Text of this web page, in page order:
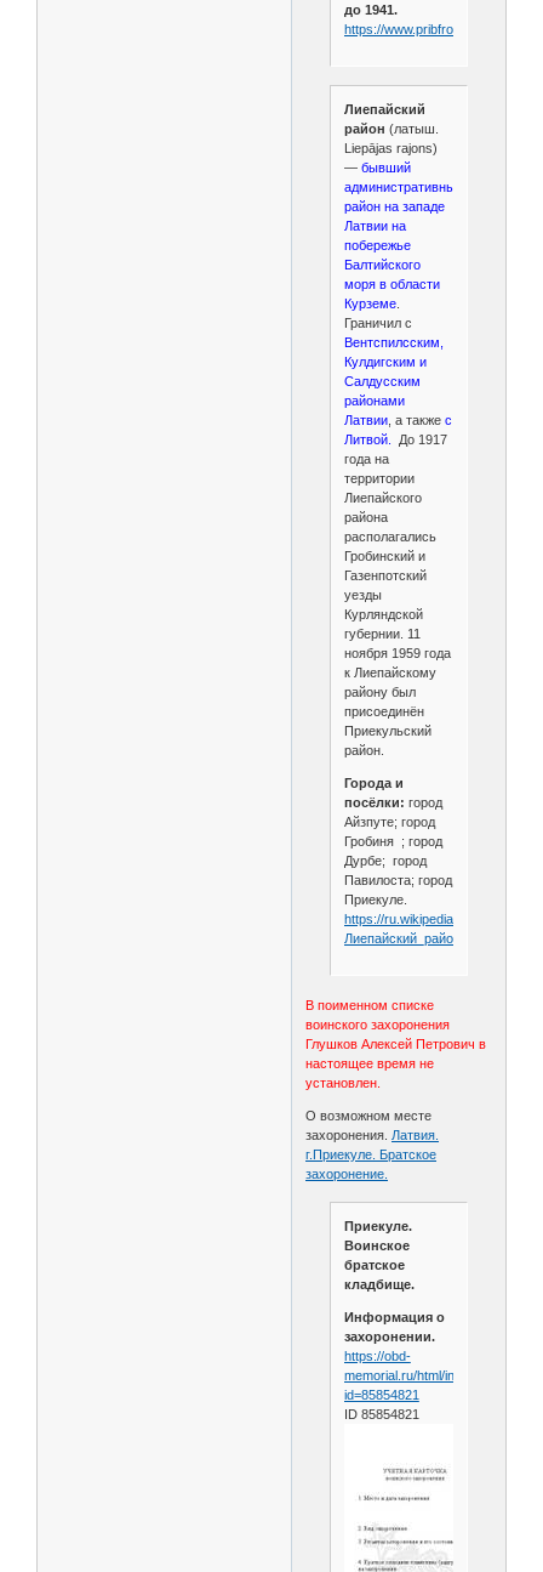
до 1941.
https://www.pribfront.ru/5.html
Лиепайский
район (латыш.
Liepājas rajons)
— бывший
административный
район на западе
Латвии на
побережье
Балтийского
моря в области
Курземе.
Граничил с
Вентспилсским,
Кулдигским и
Салдусским
районами
Латвии, а такжес
Литвой.
До 1917
года на
территории
Лиепайского
района
располагались
Гробинский и
Газенпотский
уезды
Курляндской
губернии. 11
ноября 1959 года
к Лиепайскому
району был
присоединён
Приекульский
район.
Города и
посёлки: город
Айзпуте; город
Гробиня ; город
Дурбе; город
Павилоста; город
Приекуле.
https://ru.wikipedia.org/wiki/
Лиепайский_район
В поименном списке
воинского захоронения
Глушков Алексей Петрович в
настоящее время не
установлен.
О возможном месте
захоронения. Латвия.
г.Приекуле. Братское
захоронение.
Приекуле.
Воинское
братское
кладбище.
Информация о
захоронении.
https://obd-
memorial.ru/html/info.htm?
id=85854821
ID 85854821